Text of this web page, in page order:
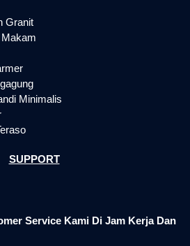
Granit
Minimalis
SUPPORT
Service Kami Di Jam Kerja Dan